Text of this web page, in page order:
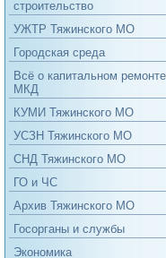
строительство
УЖТР Тяжинского МО
Городская среда
Всё о капитальном ремонте
МКД
КУМИ Тяжинского МО
УСЗН Тяжинского МО
СНД Тяжинского МО
ГО и ЧС
Архив Тяжинского МО
Госорганы и службы
Экономика